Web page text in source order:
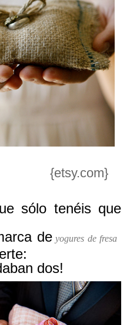
{etsy.com}
sólo tenéis que
deyogures de fresa
dos!